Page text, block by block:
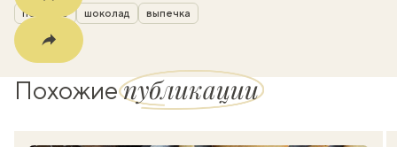
печенье шоколад выпечка
Похожиепубликации